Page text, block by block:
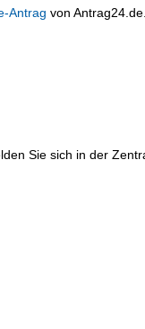
Antrag von Antrag24.de.
Sie sich in der